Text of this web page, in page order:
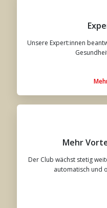
Unsere Expert:innen
Mehr
Der Club wächst stetig
automatisch und